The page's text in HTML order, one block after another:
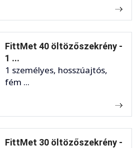
FittMet 40 öltözőszekrény -
1 ...
1 személyes, hosszúajtós,
fém ...
FittMet 30 öltözőszekrény -